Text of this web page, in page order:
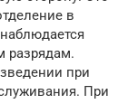
в
разрядам.
при
При